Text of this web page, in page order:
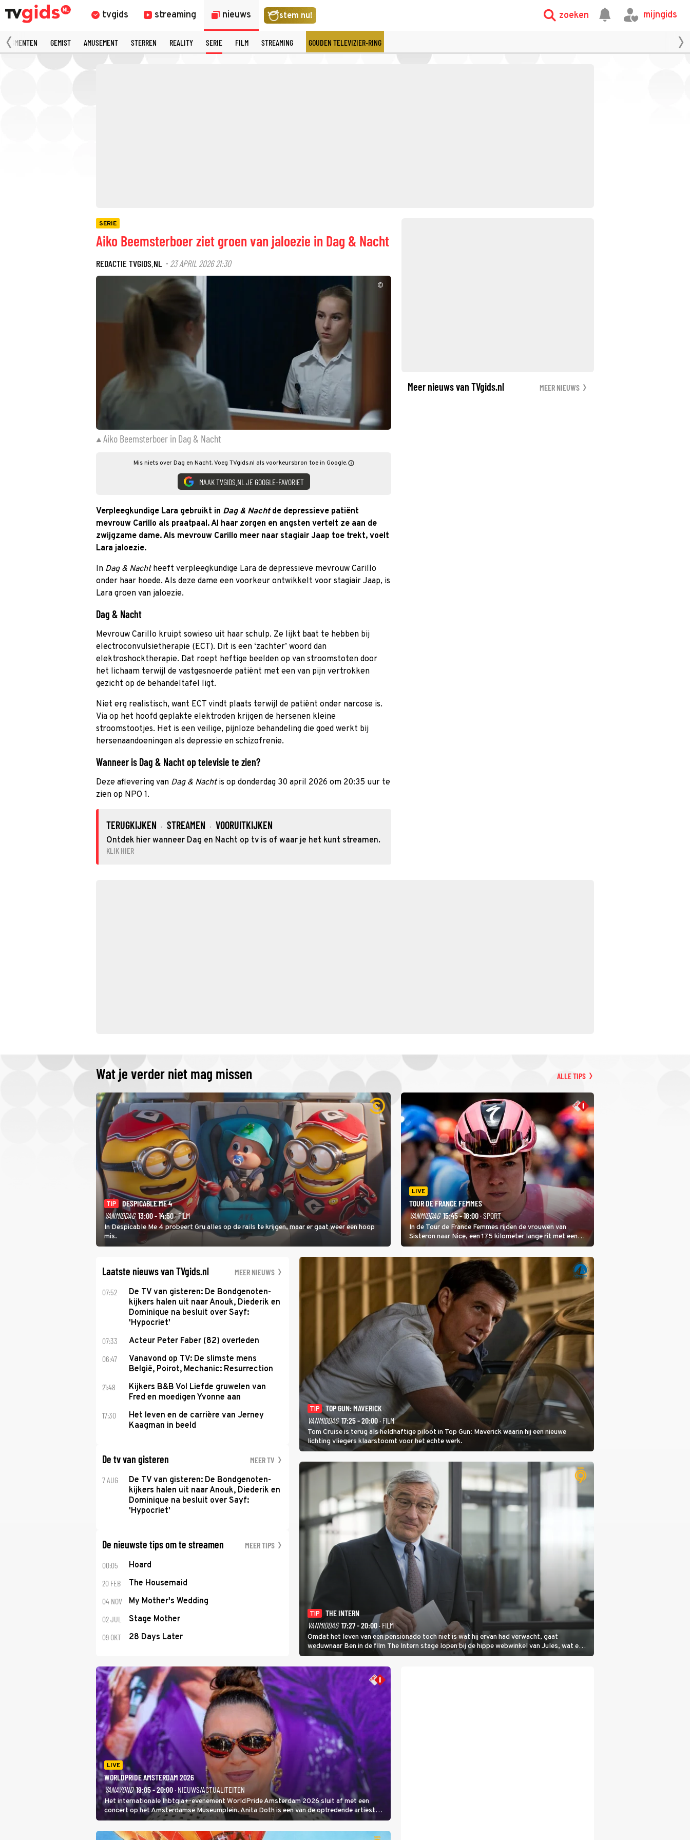
tvgids streaming nieuws stem nu! zoeken mijngids
GEMIST AMUSEMENT STERREN REALITY SERIE FILM STREAMING GOUDEN TELEVIZIER-RING
SERIE
Aiko Beemsterboer ziet groen van jaloezie in Dag & Nacht
REDACTIE TVGIDS.NL· 23 APRIL 2026 21:30
©
Aiko Beemsterboer in Dag & Nacht
Mis niets over Dag en Nacht. Voeg TVgids.nl als voorkeursbron toe in Google.
MAAK TVGIDS.NL JE GOOGLE-FAVORIET
Verpleegkundige Lara gebruikt in Dag & Nachtde depressieve patiënt
mevrouw Carillo als praatpaal. Al haar zorgen en angsten vertelt ze aan de
zwijgzame dame. Als mevrouw Carillo meer naar stagiair Jaap toe trekt, voelt
Lara jaloezie.
In Dag & Nachtheeft verpleegkundige Lara de depressieve mevrouw Carillo
onder haar hoede. Als deze dame een voorkeur ontwikkelt voor stagiair Jaap, is
Lara groen van jaloezie.
Dag & Nacht
Mevrouw Carillo kruipt sowieso uit haar schulp. Ze lijkt baat te hebben bij
electroconvulsietherapie (ECT). Dit is een ‘zachter’ woord dan
elektroshocktherapie. Dat roept heftige beelden op van stroomstoten door
het lichaam terwijl de vastgesnoerde patiënt met een van pijn vertrokken
gezicht op de behandeltafel ligt.
Niet erg realistisch, want ECT vindt plaats terwijl de patiënt onder narcose is.
Via op het hoofd geplakte elektroden krijgen de hersenen kleine
stroomstootjes. Het is een veilige, pijnloze behandeling die goed werkt bij
hersenaandoeningen als depressie en schizofrenie.
Wanneer is Dag & Nacht op televisie te zien?
Deze aflevering van Dag & Nachtis op donderdag 30 april 2026 om 20:35 uur te
zien op NPO 1.
TERUGKIJKEN · STREAMEN · VOORUITKIJKEN
Ontdek hier wanneer Dag en Nacht op tv is of waar je het kunt streamen.
KLIK HIER
Meer nieuws van TVgids.nl MEER NIEUWS
Wat je verder niet mag missen ALLE TIPS
TIP
DESPICABLE ME 4
VANMIDDAG 13:00 - 14:50· FILM
In Despicable Me 4 probeert Gru alles op de rails te krijgen, maar er gaat weer een hoop
mis.
LIVE
TOUR DE FRANCE FEMMES
VANMIDDAG 15:45 - 18:00· SPORT
In de Tour de France Femmes rijden de vrouwen van
Sisteron naar Nice, een 175 kilometer lange rit met een
geleidelijke klim in het midden. Dat is mogelijk niet de
zwaarste hindernis, dat is de temperatuur. Het kan in Nice
namelijk bloedheet worden.
Laatste nieuws van TVgids.nl MEER NIEUWS
07:52
De TV van gisteren: De Bondgenoten-
kijkers halen uit naar Anouk, Diederik en
Dominique na besluit over Sayf:
'Hypocriet'
07:33 Acteur Peter Faber (82) overleden
06:47
Vanavond op TV: De slimste mens
België, Poirot, Mechanic: Resurrection
21:48
Kijkers B&B Vol Liefde gruwelen van
Fred en moedigen Yvonne aan
17:30
Het leven en de carrière van Jerney
Kaagman in beeld
De tv van gisteren MEER TV
7 AUG
De TV van gisteren: De Bondgenoten-
kijkers halen uit naar Anouk, Diederik en
Dominique na besluit over Sayf:
'Hypocriet'
De nieuwste tips om te streamen MEER TIPS
00:05 Hoard
20 FEB The Housemaid
04 NOV My Mother's Wedding
02 JUL Stage Mother
09 OKT 28 Days Later
TIP
TOP GUN: MAVERICK
VANMIDDAG 17:25 - 20:00· FILM
Tom Cruise is terug als heldhaftige piloot in Top Gun: Maverick waarin hij een nieuwe
lichting vliegers klaarstoomt voor het echte werk.
TIP
THE INTERN
VANMIDDAG 17:27 - 20:00· FILM
Omdat het leven van een pensionado toch niet is wat hij ervan had verwacht, gaat
weduwnaar Ben in de film The Intern stage lopen bij de hippe webwinkel van Jules, wat een
gouden zet blijkt te zijn.
LIVE
WORLDPRIDE AMSTERDAM 2026
VANAVOND 19:05 - 20:00· NIEUWS/ACTUALITEITEN
Het internationale lhbtqia+-evenement WorldPride Amsterdam 2026 sluit af met een
concert op het Amsterdamse Museumplein. Anita Doth is een van de optredende artiesten.
In de jaren 90 veroverde ze de wereld als zangeres van 2Unlimited.